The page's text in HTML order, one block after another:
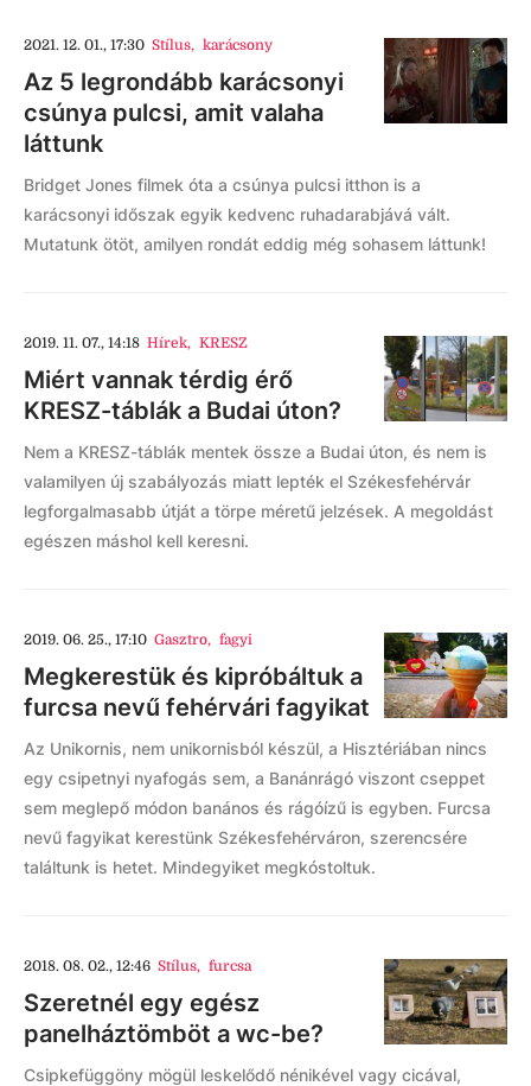
2021. 12. 01., 17:30 Stílus, karácsony
Az 5 legrondább karácsonyi
csúnya pulcsi, amit valaha
láttunk
Bridget Jones filmek óta a csúnya pulcsi itthon is a
karácsonyi időszak egyik kedvenc ruhadarabjává vált.
Mutatunk ötöt, amilyen rondát eddig még sohasem láttunk!
2019. 11. 07., 14:18 Hírek, KRESZ
Miért vannak térdig érő
KRESZ-táblák a Budai úton?
Nem a KRESZ-táblák mentek össze a Budai úton, és nem is
valamilyen új szabályozás miatt lepték el Székesfehérvár
legforgalmasabb útját a törpe méretű jelzések. A megoldást
egészen máshol kell keresni.
2019. 06. 25., 17:10 Gasztro, fagyi
Megkerestük és kipróbáltuk a
furcsa nevű fehérvári fagyikat
Az Unikornis, nem unikornisból készül, a Hisztériában nincs
egy csipetnyi nyafogás sem, a Banánrágó viszont cseppet
sem meglepő módon banános és rágóízű is egyben. Furcsa
nevű fagyikat kerestünk Székesfehérváron, szerencsére
találtunk is hetet. Mindegyiket megkóstoltuk.
2018. 08. 02., 12:46 Stílus, furcsa
Szeretnél egy egész
panelháztömböt a wc-be?
Csipkefüggöny mögül leskelődő nénikével vagy cicával,